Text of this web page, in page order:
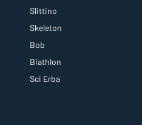
Slittino
Skeleton
Bob
Biathlon
Sci Erba